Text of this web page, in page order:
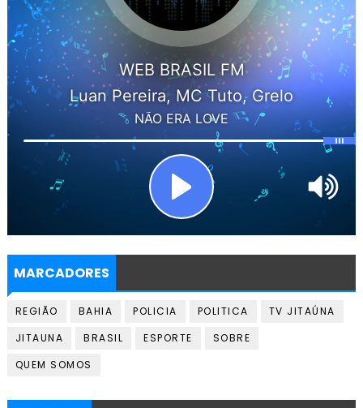
MARCADORES
REGIÃO BAHIA POLICIA POLITICA
TV JITAÚNA
JITAUNA
BRASIL ESPORTE
SOBRE
QUEM SOMOS